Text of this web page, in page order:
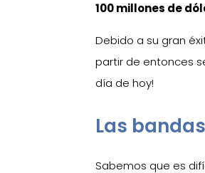
100 millones de
Debido a su gran
partir de entonces
día de hoy!
Las
Sabemos que es